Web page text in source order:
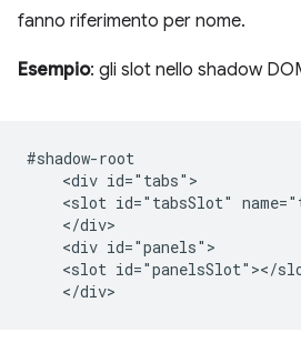
fanno riferimento per nome.
Esempio: gli slot nello shadow
#shadow-root
    <div id="tabs">
<slot id="tabsSlot"
    </div>
    <div id="panels">
<slot id="panelsSlot"></